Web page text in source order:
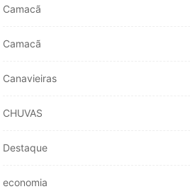
Camacã
Camacã
Canavieiras
CHUVAS
Destaque
economia